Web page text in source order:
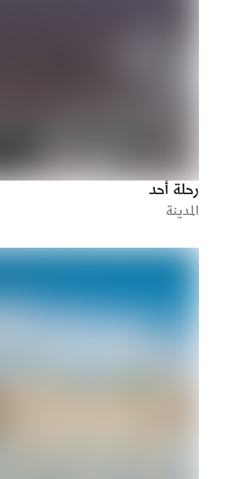
رحلة أحد
المدينة